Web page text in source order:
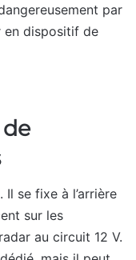
par
en dispositif de
Il se fixe à l’arrière
sur les
au circuit 12 V.